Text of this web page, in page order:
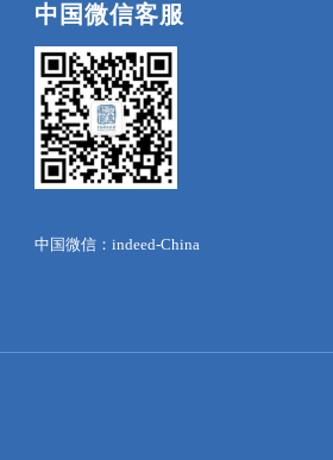
中国微信客服
中国微信：indeed-China